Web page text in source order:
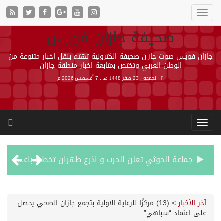
صحيفة جازان فويس
جازان فويس صوت جازان صحيفة الكترونية تهتم بنقل اخبار متنوعة من
الوطن العربي وتختص بمتابعة اخبار منطقة جازان
الجمعة , 23 صفر 1448 هـ , 7 أغسطس 2026 م
جماعة الحوثي تعلن الحرب و اذرع طهران تخطط باعمال ارهابية واسعة تطال دول الشرق الاوسط
آخر الأخبار> (13) مركزًا للرعاية الأولية بتجمع جازان الصحي يحصل
على اعتماد “سباهي”